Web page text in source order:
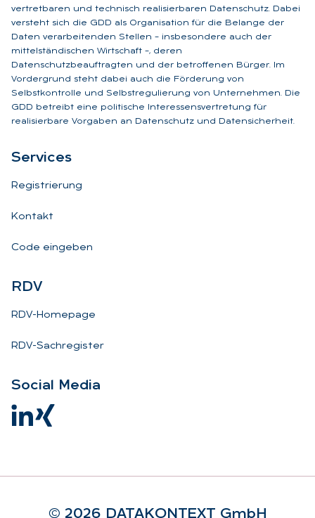
vertretbaren und technisch realisierbaren Datenschutz. Dabei
versteht sich die GDD als Organisation für die Belange der
Daten verarbeitenden Stellen – insbesondere auch der
mittelständischen Wirtschaft –, deren
Datenschutzbeauftragten und der betroffenen Bürger. Im
Vordergrund steht dabei auch die Förderung von
Selbstkontrolle und Selbstregulierung von Unternehmen. Die
GDD betreibt eine politische Interessensvertretung für
realisierbare Vorgaben an Datenschutz und Datensicherheit.
Ser­vices
Registrierung
Kontakt
Code eingeben
RDV
RDV-Homepage
RDV-Sachregister
So­ci­al Me­dia
© 2026 DA­TA­KON­TEXT GmbH